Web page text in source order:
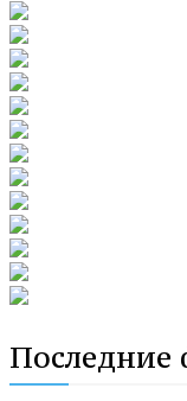
Последние